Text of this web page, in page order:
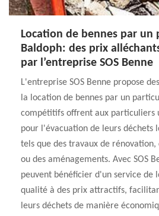
Location de bennes par un
Baldoph: des prix
par l’entreprise SOS Benne
L'entreprise SOS Benne propose
la location de bennes par un
compétitifs offrent aux particuliers
pour l'évacuation de leurs déchets
tels que des travaux de rénovation,
ou des aménagements. Avec SOS
peuvent bénéficier d'un service de
qualité à des prix attractifs,
leurs déchets de manière